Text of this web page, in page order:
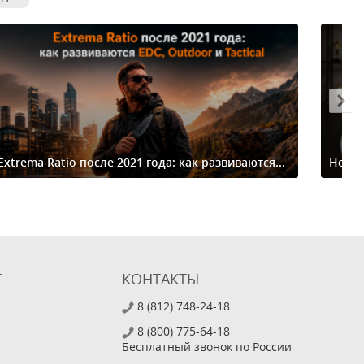
Ratio после 2021 года: как развиваются...
КОНТАКТЫ
8 (812) 748-24-18
8 (800) 775-64-18
Бесплатный звонок по России